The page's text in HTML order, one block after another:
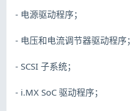
- 电源驱动程序；
- 电压和电流调节器驱动程序；
- SCSI 子系统；
- i.MX SoC 驱动程序；